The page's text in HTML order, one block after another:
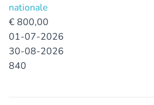
nationale
€800,00
01-07-2026
30-08-2026
840